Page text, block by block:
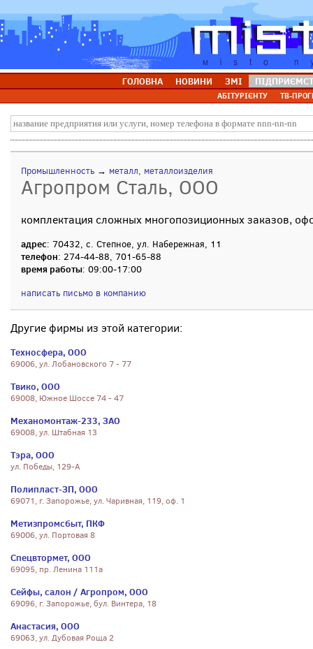
ГОЛОВНА НОВИНИ ЗМІ
АБІТУРІЄНТУ ТВ-
Промышленность → металл, металлоизделия
Агропром Сталь, ООО
комплектация сложных многопозиционных заказов,
адрес: 70432, с. Степное, ул. Набережная, 11
телефон: 274-44-88, 701-65-88
время работы: 09:00-17:00
написать письмо в компанию
Другие фирмы из этой категории:
Техносфера, ООО
69006, ул. Лобановского 7 - 77
Твико, ООО
69008, Южное Шоссе 74 - 47
Механомонтаж-233, ЗАО
69008, ул. Штабная 13
Тэра, ООО
ул. Победы, 129-А
Полипласт-ЗП, ООО
69071, г. Запорожье, ул. Чаривная, 119, оф. 1
Метизпромсбыт, ПКФ
69006, ул. Портовая 8
Спецвтормет, ООО
69095, пр. Ленина 111а
Сейфы, салон / Агропром, ООО
69096, г. Запорожье, бул. Винтера, 18
Анастасия, ООО
69063, ул. Дубовая Роща 2